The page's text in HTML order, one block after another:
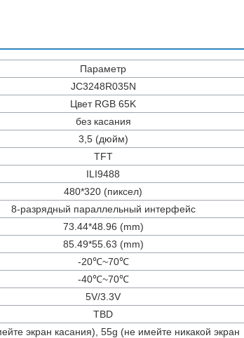
Параметр
JC3248R035N
Цвет RGB 65K
без касания
3,5 (дюйм)
TFT
ILI9488
480*320 (пиксел)
8-разрядный параллельный интерфейс
73.44*48.96 (mm)
85.49*55.63 (mm)
-20℃~70℃
-40℃~70℃
5V/3.3V
TBD
экран касания), 55g (не имейте никакой экран